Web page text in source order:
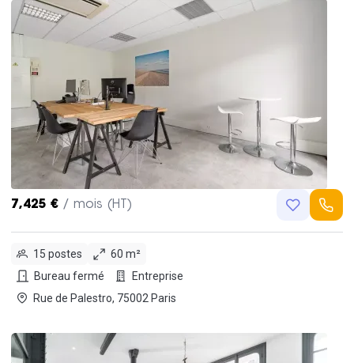
7,425 € / mois (HT)
15 postes
60 m²
Bureau fermé
Entreprise
Rue de Palestro, 75002 Paris